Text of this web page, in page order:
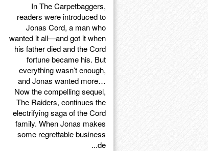
In The Carpetbaggers,
readers were introduced to
Jonas Cord, a man who
wanted it all—and got it when
his father died and the Cord
fortune became his. But
everything wasn’t enough,
and Jonas wanted more…
Now the compelling sequel,
The Raiders, continues the
electrifying saga of the Cord
family. When Jonas makes
some regrettable business
de...